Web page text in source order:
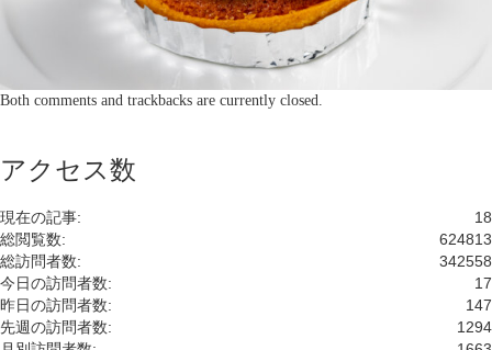
Both comments and trackbacks are currently closed.
アクセス数
18
現在の記事:
624813
総閲覧数:
342558
総訪問者数:
17
今日の訪問者数:
147
昨日の訪問者数:
1294
先週の訪問者数: